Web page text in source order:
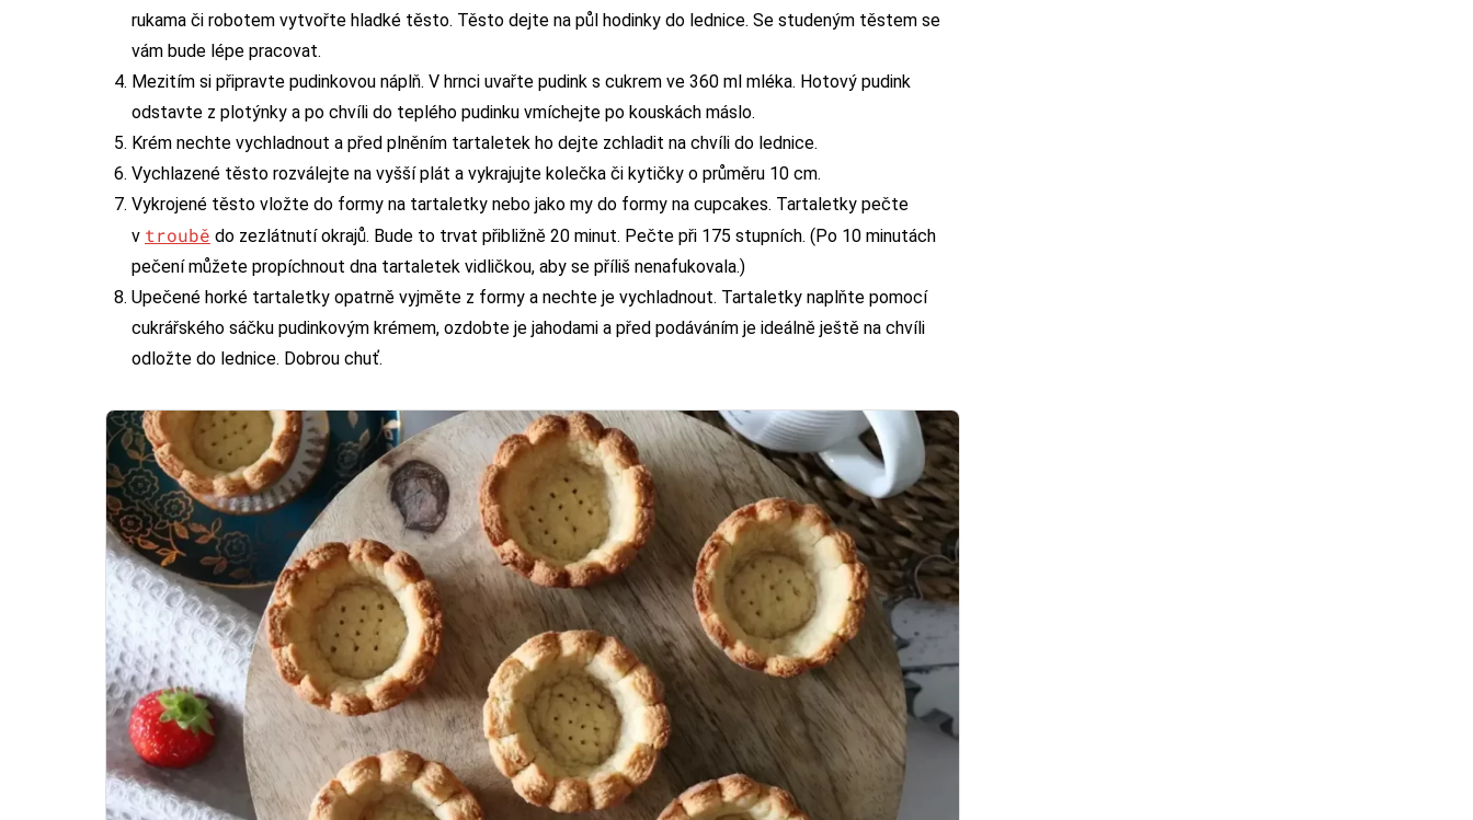
rukama či robotem vytvořte hladké těsto. Těsto dejte na půl hodinky do lednice. Se studeným těstem se
vám bude lépe pracovat.
Mezitím si připravte pudinkovou náplň. V hrnci uvařte pudink s cukrem ve 360 ml mléka. Hotový pudink
odstavte z plotýnky a po chvíli do teplého pudinku vmíchejte po kouskách máslo.
Krém nechte vychladnout a před plněním tartaletek ho dejte zchladit na chvíli do lednice.
Vychlazené těsto rozválejte na vyšší plát a vykrajujte kolečka či kytičky o průměru 10 cm.
Vykrojené těsto vložte do formy na tartaletky nebo jako my do formy na cupcakes. Tartaletky pečte
v troubě do zezlátnutí okrajů. Bude to trvat přibližně 20 minut. Pečte při 175 stupních. (Po 10 minutách
pečení můžete propíchnout dna tartaletek vidličkou, aby se příliš nenafukovala.)
Upečené horké tartaletky opatrně vyjměte z formy a nechte je vychladnout. Tartaletky naplňte pomocí
cukrářského sáčku pudinkovým krémem, ozdobte je jahodami a před podáváním je ideálně ještě na chvíli
odložte do lednice. Dobrou chuť.